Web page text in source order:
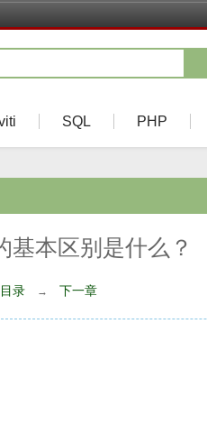
SQL PHP
基本区别是什么？
录 → 下一章